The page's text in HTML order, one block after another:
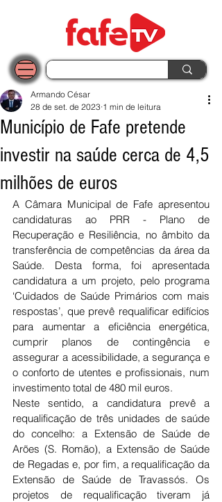
Município de Fafe pretende
investir na saúde cerca de 4,5
milhões de euros
Armando César
28 de set. de 2023 1 min de leitura
A Câmara Municipal de Fafe apresentou
candidaturas ao PRR - Plano de
Recuperação e Resiliência, no âmbito da
transferência de competências da área da
Saúde. Desta forma, foi apresentada
candidatura a um projeto, pelo programa
‘Cuidados de Saúde Primários com mais
respostas’, que prevê requalificar edifícios
para aumentar a eficiência energética,
cumprir planos de contingência e
assegurar a acessibilidade, a segurança e
o conforto de utentes e profissionais, num
investimento total de 480 mil euros.
Neste sentido, a candidatura prevê a
requalificação de três unidades de saúde
do concelho: a Extensão de Saúde de
Arões (S. Romão), a Extensão de Saúde
de Regadas e, por fim, a requalificação da
Extensão de Saúde de Travassós. Os
projetos de requalificação tiveram já